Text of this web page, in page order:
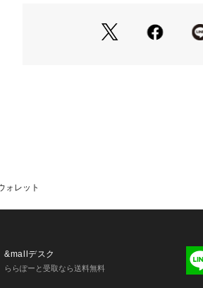
携帯で支払いを済ますことが主流にな
この商品はWEBと一部店舗限定展開
※照明の関係により、実際よりも色味
合があります。また、パソコン・スマ
ォレット
&mallデスク
ららぽーと受取なら送料無料